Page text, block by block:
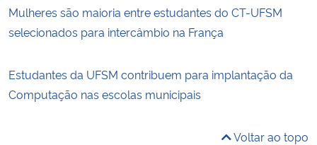
Mulheres são maioria entre estudantes do CT-UFSM
selecionados para intercâmbio na França
Estudantes da UFSM contribuem para implantação da
Computação nas escolas municipais
Voltar ao topo